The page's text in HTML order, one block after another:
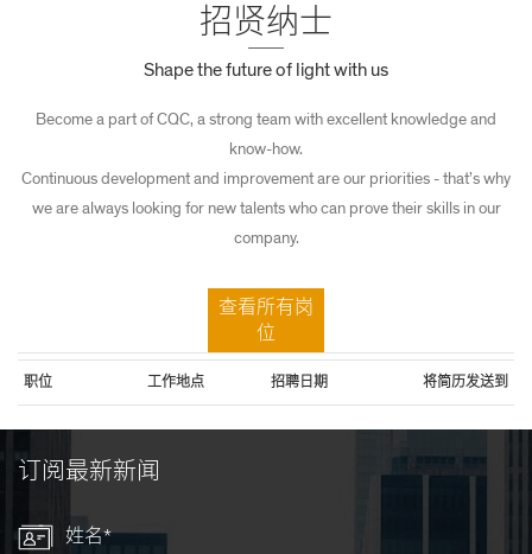
招贤纳士
Shape the future of light with us
Become a part of CQC, a strong team with excellent knowledge and
know-how.
Continuous development and improvement are our priorities - that’s why
we are always looking for new talents who can prove their skills in our
company.
查看所有岗
位
职位 工作地点 招聘日期 将简历发送到
订阅最新新闻
姓名*